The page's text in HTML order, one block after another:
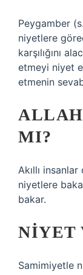
Peygamber
niyetlere
karşılığını
etmeyi niyet
etmenin
MI?
Akıllı
niyetlere
bakar.
NIYET
Samimiyetle